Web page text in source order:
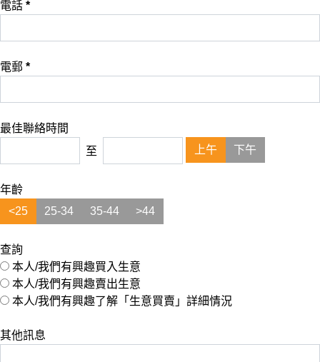
電話 *
電郵 *
最佳聯絡時間
至
上午 下午
年齡
<25
25-34 35-44 >44
查詢
本人/我們有興趣買入生意
本人/我們有興趣賣出生意
本人/我們有興趣了解「生意買賣」詳細情況
其他訊息